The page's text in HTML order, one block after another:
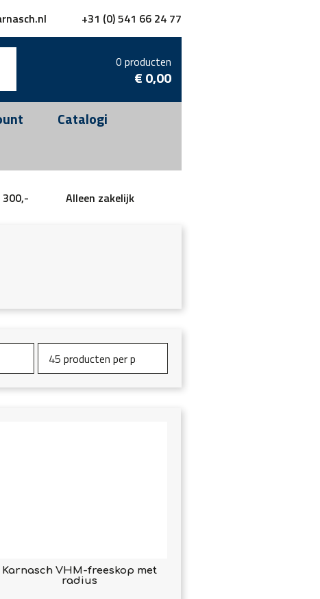
+31 (0) 541 66 24 77
0 producten
€0,00
Catalogi
Alleen zakelijk
Karnasch VHM-freeskop met
radius